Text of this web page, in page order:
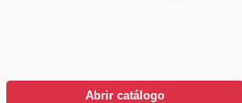
Abrir catálogo